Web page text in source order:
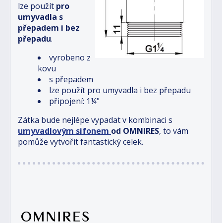
lze použít pro
umyvadla s
přepadem i bez
přepadu.
vyrobeno z
kovu
s přepadem
lze použít pro umyvadla i bez přepadu
připojení: 1¼"
Zátka bude nejlépe vypadat v kombinaci s
umyvadlovým sifonem od OMNIRES, to vám
pomůže vytvořit fantastický celek.